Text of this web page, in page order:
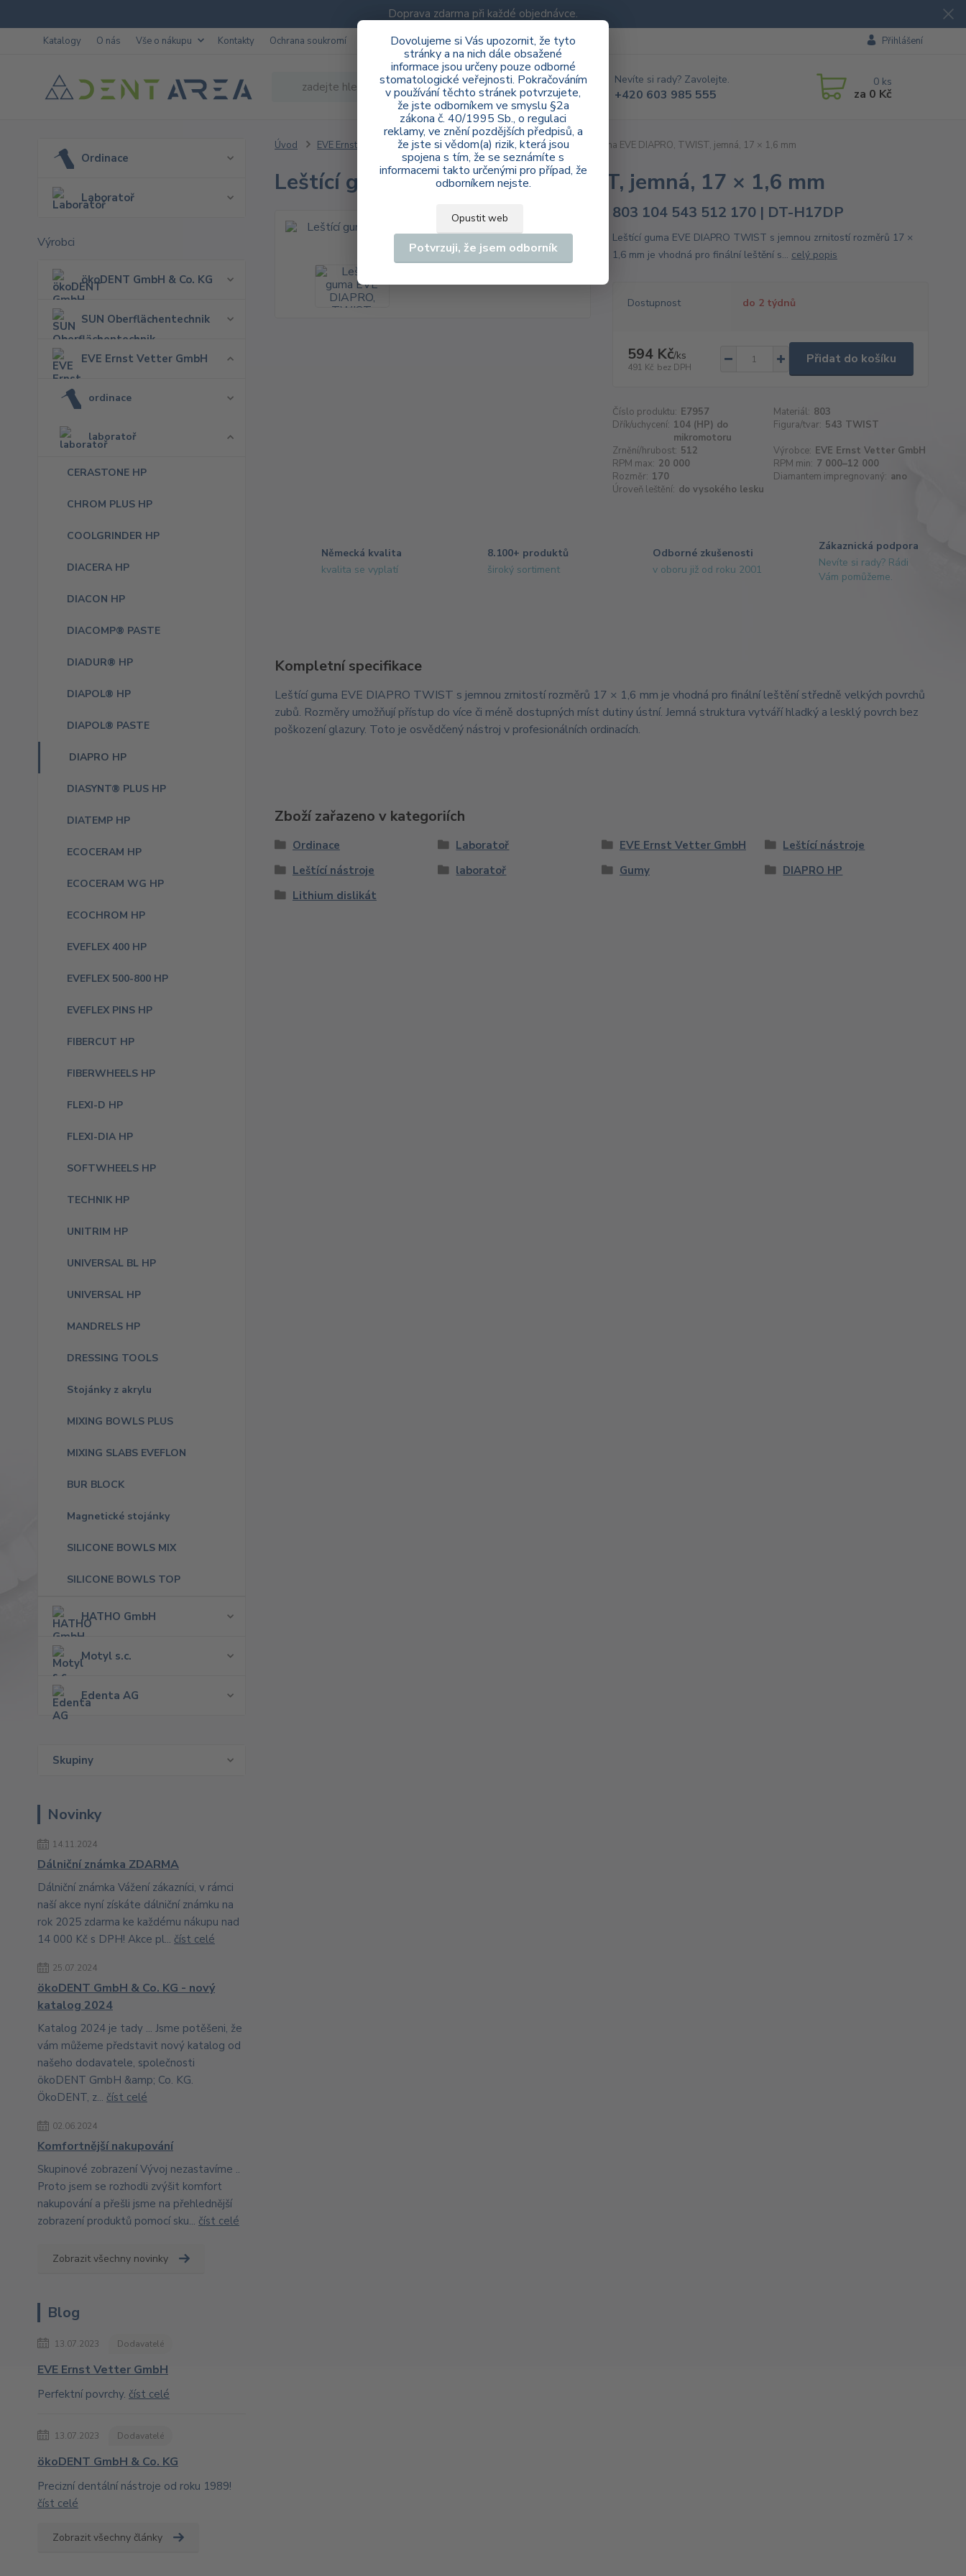
Doprava zdarma při každé objednávce.
Dovolujeme si Vás upozornit, že tyto
stránky a na nich dále obsažené
informace jsou určeny pouze odborné
stomatologické veřejnosti. Pokračováním
v používání těchto stránek potvrzujete,
že jste odborníkem ve smyslu §2a
zákona č. 40/1995 Sb., o regulaci
reklamy, ve znění pozdějších předpisů, a
že jste si vědom(a) rizik, která jsou
spojena s tím, že se seznámíte s
informacemi takto určenými pro případ, že
odborníkem nejste.
Opustit web
Potvrzuji, že jsem odborník
Katalogy O nás Vše o nákupu Kontakty Ochrana soukromí Přihlášení
Hledat Nevíte si rady? Zavolejte.
+420 603 985 555
0 ks
za 0 Kč
Ordinace
Laboratoř
Výrobci
ökoDENT GmbH & Co. KG
SUN Oberflächentechnik
EVE Ernst Vetter GmbH
ordinace
laboratoř
CERASTONE HP
CHROM PLUS HP
COOLGRINDER HP
DIACERA HP
DIACON HP
DIACOMP® PASTE
DIADUR® HP
DIAPOL® HP
DIAPOL® PASTE
DIAPRO HP
DIASYNT® PLUS HP
DIATEMP HP
ECOCERAM HP
ECOCERAM WG HP
ECOCHROM HP
EVEFLEX 400 HP
EVEFLEX 500-800 HP
EVEFLEX PINS HP
FIBERCUT HP
FIBERWHEELS HP
FLEXI-D HP
FLEXI-DIA HP
SOFTWHEELS HP
TECHNIK HP
UNITRIM HP
UNIVERSAL BL HP
UNIVERSAL HP
MANDRELS HP
DRESSING TOOLS
Stojánky z akrylu
MIXING BOWLS PLUS
MIXING SLABS EVEFLON
BUR BLOCK
Magnetické stojánky
SILICONE BOWLS MIX
SILICONE BOWLS TOP
HATHO GmbH
Motyl s.c.
Edenta AG
Skupiny
Novinky
14.11.2024
Dálniční známka ZDARMA
Dálniční známka Vážení zákazníci, v rámci
naší akce nyní získáte dálniční známku na
rok 2025 zdarma ke každému nákupu nad
14 000 Kč s DPH! Akce pl... číst celé
25.07.2024
ökoDENT GmbH & Co. KG - nový
katalog 2024
Katalog 2024 je tady ... Jsme potěšeni, že
vám můžeme představit nový katalog od
našeho dodavatele, společnosti
ökoDENT GmbH &amp; Co. KG.
ÖkoDENT, z... číst celé
02.06.2024
Komfortnější nakupování
Skupinové zobrazení Vývoj nezastavíme ..
Proto jsem se rozhodli zvýšit komfort
nakupování a přešli jsme na přehlednější
zobrazení produktů pomocí sku... číst celé
Zobrazit všechny novinky
Blog
13.07.2023 Dodavatelé
EVE Ernst Vetter GmbH
Perfektní povrchy. číst celé
13.07.2023 Dodavatelé
ökoDENT GmbH & Co. KG
Precizní dentální nástroje od roku 1989!
číst celé
Zobrazit všechny články
Úvod EVE Ernst Vetter GmbH laboratoř DIAPRO HP Leštící guma EVE DIAPRO, TWIST, jemná, 17 × 1,6 mm
Leštící guma EVE DIAPRO, TWIST, jemná, 17 × 1,6 mm
803 104 543 512 170 | DT-H17DP
Leštící guma EVE DIAPRO TWIST s jemnou zrnitostí rozměrů 17 ×
1,6 mm je vhodná pro finální leštění s... celý popis
Dostupnost do 2 týdnů
594 Kč/ks
491 Kč bez DPH
Přidat do košíku
Číslo produktu: E7957 Materiál: 803
Dřík/uchycení: 104 (HP) do
mikromotoru
Figura/tvar: 543 TWIST
Zrnění/hrubost: 512 Výrobce: EVE Ernst Vetter GmbH
RPM max: 20 000 RPM min: 7 000–12 000
Rozměr: 170 Diamantem impregnovaný: ano
Úroveň leštění: do vysokého lesku
Německá kvalita
kvalita se vyplatí
8.100+ produktů
široký sortiment
Odborné zkušenosti
v oboru již od roku 2001
Zákaznická podpora
Nevíte si rady? Rádi
Vám pomůžeme.
Kompletní specifikace
Leštící guma EVE DIAPRO TWIST s jemnou zrnitostí rozměrů 17 × 1,6 mm je vhodná pro finální leštění středně velkých povrchů
zubů. Rozměry umožňují přístup do více či méně dostupných míst dutiny ústní. Jemná struktura vytváří hladký a lesklý povrch bez
poškození glazury. Toto je osvědčený nástroj v profesionálních ordinacích.
Zboží zařazeno v kategoriích
Ordinace Laboratoř EVE Ernst Vetter GmbH
Leštící nástroje
Leštící nástroje
laboratoř Gumy
DIAPRO HP
Lithium dislikát